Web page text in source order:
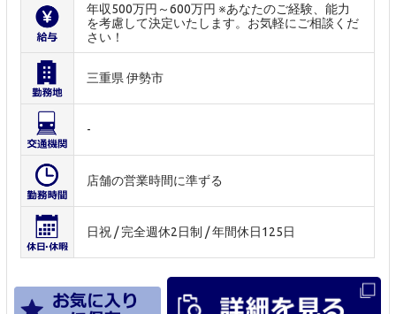
年収500万円～600万円 ※あなたのご経験、能力
を考慮して決定いたします。お気軽にご相談くだ
さい！
三重県 伊勢市
-
店舗の営業時間に準ずる
日祝 / 完全週休2日制 / 年間休日125日